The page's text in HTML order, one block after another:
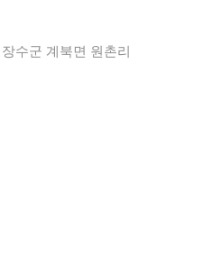
수군 계북면 원촌리